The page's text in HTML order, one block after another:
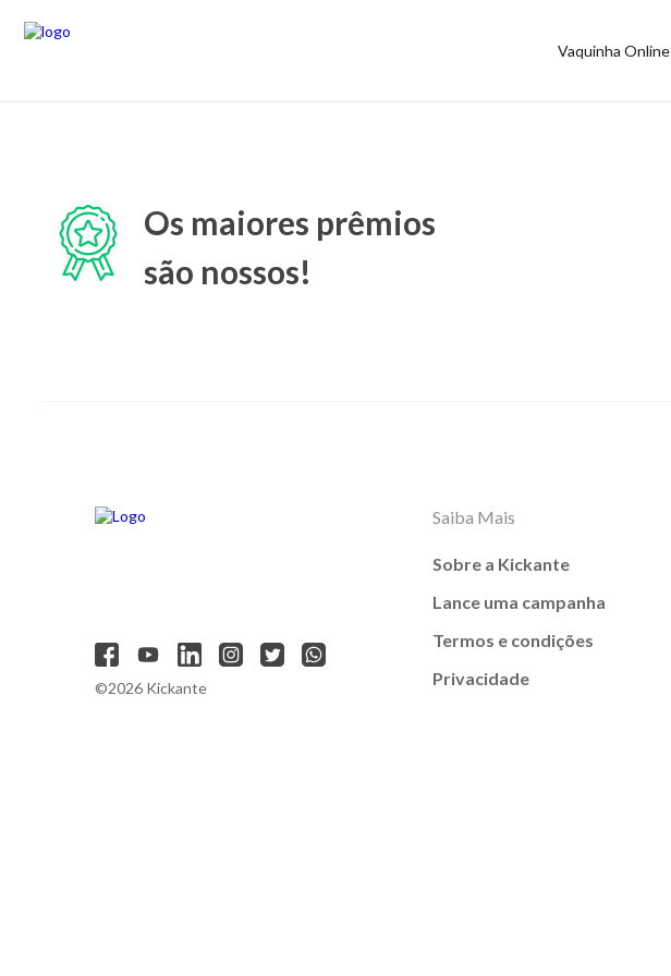
Vaquinha Online
Os maiores prêmios
são nossos!
©2026 Kickante
Saiba Mais
Sobre a Kickante
Lance uma campanha
Termos e condições
Privacidade